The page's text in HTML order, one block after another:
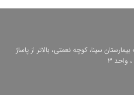
سینا، کوچه نعمتی، بالاتر از پاساژ